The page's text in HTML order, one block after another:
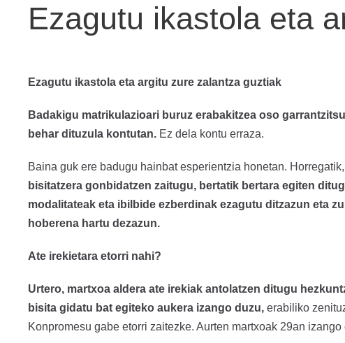
Ezagutu ikastola eta
Ezagutu ikastola eta argitu zure zalantza guztiak
Badakigu matrikulazioari buruz erabakitzea oso
behar dituzula kontutan. Ez dela kontu erraza.
Baina guk ere badugu hainbat esperientzia honetan.
bisitatzera gonbidatzen zaitugu, bertatik bertara egiten
modalitateak eta ibilbide ezberdinak ezagutu ditzazun eta
hoberena hartu dezazun.
Ate irekietara etorri nahi?
Urtero, martxoa aldera ate irekiak antolatzen ditugu
bisita gidatu bat egiteko aukera izango duzu, erabiliko
Konpromesu gabe etorri zaitezke. Aurten martxoak 29an